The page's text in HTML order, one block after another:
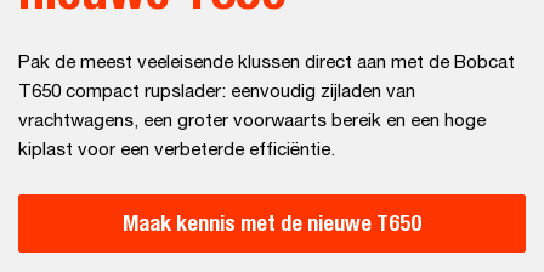
Pak de meest veeleisende klussen direct aan met de Bobcat
T650 compact rupslader: eenvoudig zijladen van
vrachtwagens, een groter voorwaarts bereik en een hoge
kiplast voor een verbeterde efficiëntie.
Maak kennis met de nieuwe T650